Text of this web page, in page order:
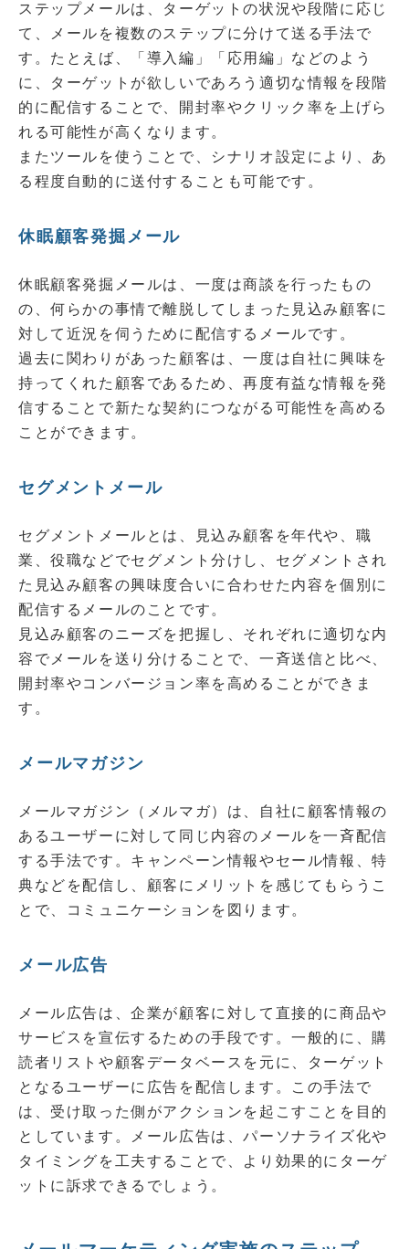
ステップメールは、ターゲットの状況や段階に応じ
て、メールを複数のステップに分けて送る手法で
す。たとえば、「導入編」「応用編」などのよう
に、ターゲットが欲しいであろう適切な情報を段階
的に配信することで、開封率やクリック率を上げら
れる可能性が高くなります。
またツールを使うことで、シナリオ設定により、あ
る程度自動的に送付することも可能です。
休眠顧客発掘メール
休眠顧客発掘メールは、一度は商談を行ったもの
の、何らかの事情で離脱してしまった見込み顧客に
対して近況を伺うために配信するメールです。
過去に関わりがあった顧客は、一度は自社に興味を
持ってくれた顧客であるため、再度有益な情報を発
信することで新たな契約につながる可能性を高める
ことができます。
セグメントメール
セグメントメールとは、見込み顧客を年代や、職
業、役職などでセグメント分けし、セグメントされ
た見込み顧客の興味度合いに合わせた内容を個別に
配信するメールのことです。
見込み顧客のニーズを把握し、それぞれに適切な内
容でメールを送り分けることで、一斉送信と比べ、
開封率やコンバージョン率を高めることができま
す。
メールマガジン
メールマガジン（メルマガ）は、自社に顧客情報の
あるユーザーに対して同じ内容のメールを一斉配信
する手法です。キャンペーン情報やセール情報、特
典などを配信し、顧客にメリットを感じてもらうこ
とで、コミュニケーションを図ります。
メール広告
メール広告は、企業が顧客に対して直接的に商品や
サービスを宣伝するための手段です。一般的に、購
読者リストや顧客データベースを元に、ターゲット
となるユーザーに広告を配信します。この手法で
は、受け取った側がアクションを起こすことを目的
としています。メール広告は、パーソナライズ化や
タイミングを工夫することで、より効果的にターゲ
ットに訴求できるでしょう。